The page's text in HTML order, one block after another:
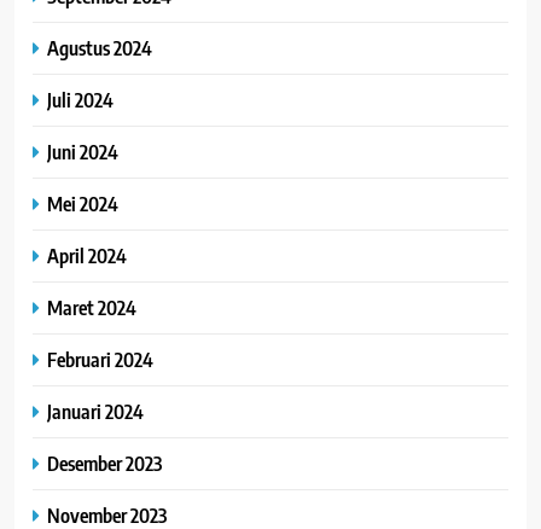
Agustus 2024
Juli 2024
Juni 2024
Mei 2024
April 2024
Maret 2024
Februari 2024
Januari 2024
Desember 2023
November 2023